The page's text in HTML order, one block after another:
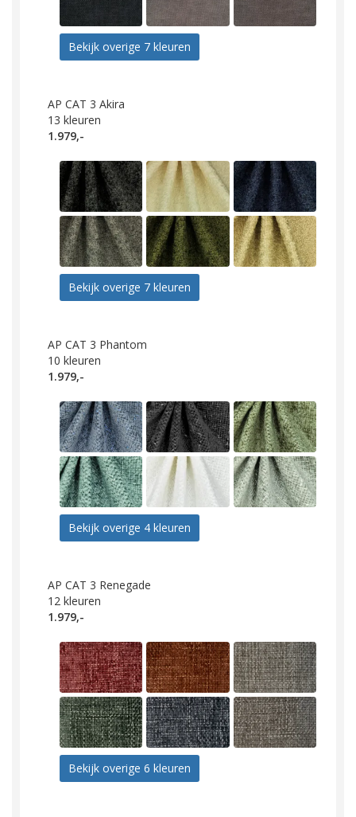
Bekijk overige 7 kleuren
AP CAT 3 Akira
13 kleuren
1.979,-
Bekijk overige 7 kleuren
AP CAT 3 Phantom
10 kleuren
1.979,-
Bekijk overige 4 kleuren
AP CAT 3 Renegade
12 kleuren
1.979,-
Bekijk overige 6 kleuren